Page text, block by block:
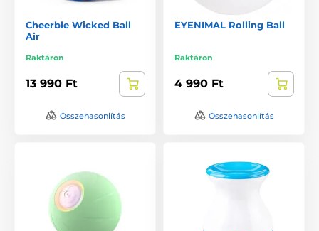
Cheerble Wicked Ball
Air
Raktáron
13 990 Ft
Összehasonlítás
EYENIMAL Rolling Ball
Raktáron
4 990 Ft
Összehasonlítás